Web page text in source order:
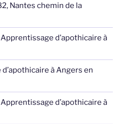
Nantes chemin de la
Apprentissage d’apothicaire à
à Angers en
Apprentissage d’apothicaire à